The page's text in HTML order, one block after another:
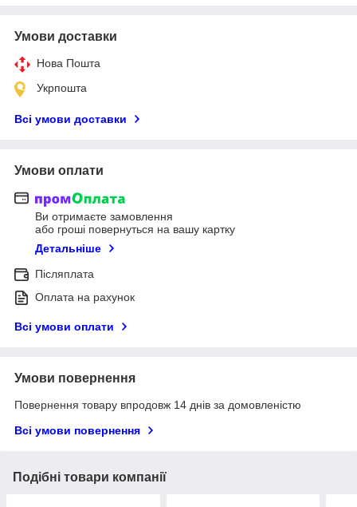
Умови доставки
Нова Пошта
Укрпошта
Всі умови доставки
Умови оплати
Ви отримаєте замовлення
або гроші повернуться на вашу картку
Детальніше
Післяплата
Оплата на рахунок
Всі умови оплати
Умови повернення
Повернення товару впродовж 14 днів за домовленістю
Всі умови повернення
Подібні товари компанії